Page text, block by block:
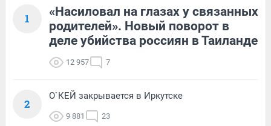
1
«Насиловал на глазах у связанных
родителей». Новый поворот в
деле убийства россиян в Таиланде
12 957 7
2
О`КЕЙ закрывается в Иркутске
9 881 23